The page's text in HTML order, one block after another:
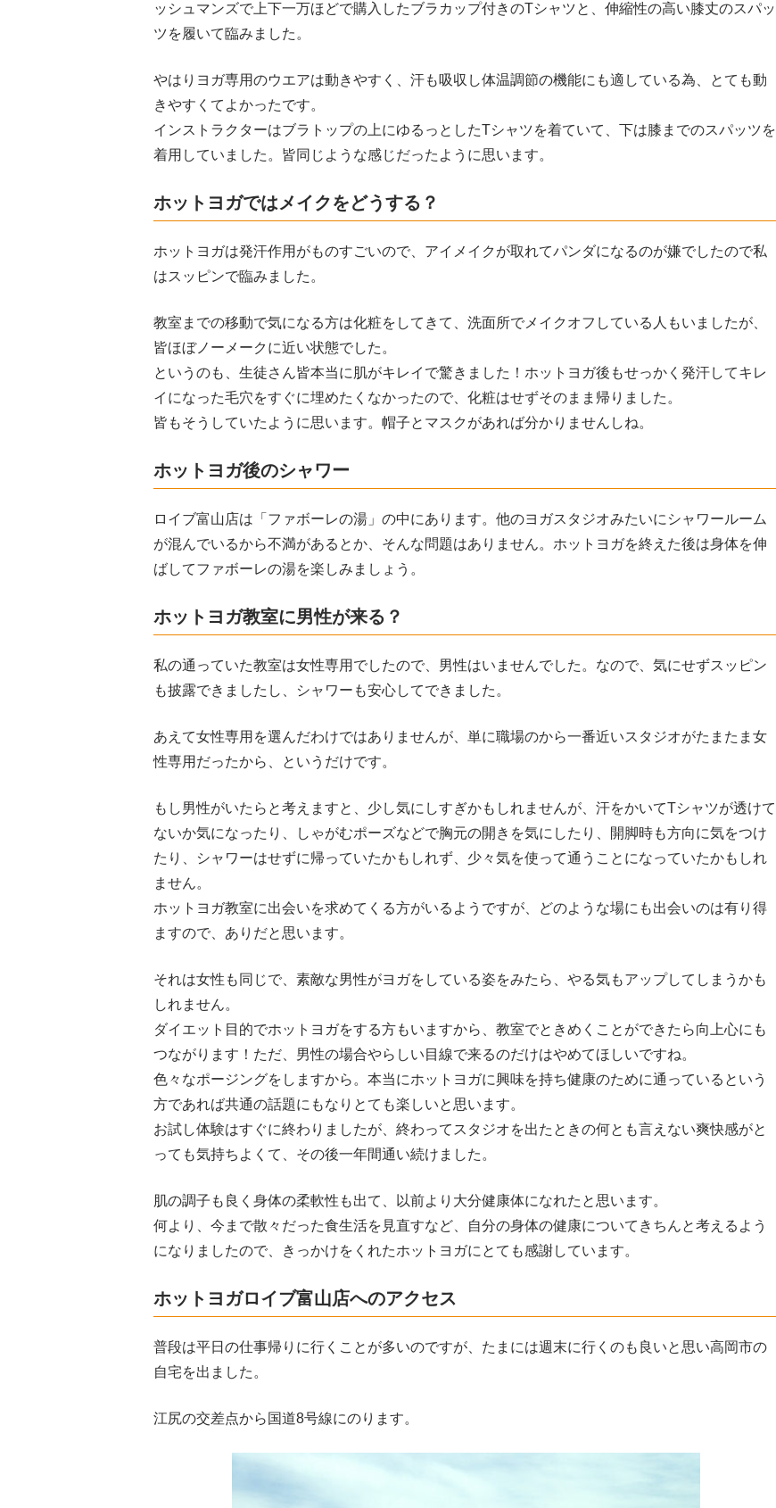
ッシュマンズで上下一万ほどで購入したブラカップ付きのTシャツと、伸縮性の高い膝丈のスパッ
ツを履いて臨みました。
やはりヨガ専用のウエアは動きやすく、汗も吸収し体温調節の機能にも適している為、とても動
きやすくてよかったです。
インストラクターはブラトップの上にゆるっとしたTシャツを着ていて、下は膝までのスパッツを
着用していました。皆同じような感じだったように思います。
ホットヨガではメイクをどうする？
ホットヨガは発汗作用がものすごいので、アイメイクが取れてパンダになるのが嫌でしたので私
はスッピンで臨みました。
教室までの移動で気になる方は化粧をしてきて、洗面所でメイクオフしている人もいましたが、
皆ほぼノーメークに近い状態でした。
というのも、生徒さん皆本当に肌がキレイで驚きました！ホットヨガ後もせっかく発汗してキレ
イになった毛穴をすぐに埋めたくなかったので、化粧はせずそのまま帰りました。
皆もそうしていたように思います。帽子とマスクがあれば分かりませんしね。
ホットヨガ後のシャワー
ロイブ富山店は「ファボーレの湯」の中にあります。他のヨガスタジオみたいにシャワールーム
が混んでいるから不満があるとか、そんな問題はありません。ホットヨガを終えた後は身体を伸
ばしてファボーレの湯を楽しみましょう。
ホットヨガ教室に男性が来る？
私の通っていた教室は女性専用でしたので、男性はいませんでした。なので、気にせずスッピン
も披露できましたし、シャワーも安心してできました。
あえて女性専用を選んだわけではありませんが、単に職場のから一番近いスタジオがたまたま女
性専用だったから、というだけです。
もし男性がいたらと考えますと、少し気にしすぎかもしれませんが、汗をかいてTシャツが透けて
ないか気になったり、しゃがむポーズなどで胸元の開きを気にしたり、開脚時も方向に気をつけ
たり、シャワーはせずに帰っていたかもしれず、少々気を使って通うことになっていたかもしれ
ません。
ホットヨガ教室に出会いを求めてくる方がいるようですが、どのような場にも出会いのは有り得
ますので、ありだと思います。
それは女性も同じで、素敵な男性がヨガをしている姿をみたら、やる気もアップしてしまうかも
しれません。
ダイエット目的でホットヨガをする方もいますから、教室でときめくことができたら向上心にも
つながります！ただ、男性の場合やらしい目線で来るのだけはやめてほしいですね。
色々なポージングをしますから。本当にホットヨガに興味を持ち健康のために通っているという
方であれば共通の話題にもなりとても楽しいと思います。
お試し体験はすぐに終わりましたが、終わってスタジオを出たときの何とも言えない爽快感がと
っても気持ちよくて、その後一年間通い続けました。
肌の調子も良く身体の柔軟性も出て、以前より大分健康体になれたと思います。
何より、今まで散々だった食生活を見直すなど、自分の身体の健康についてきちんと考えるよう
になりましたので、きっかけをくれたホットヨガにとても感謝しています。
ホットヨガロイブ富山店へのアクセス
普段は平日の仕事帰りに行くことが多いのですが、たまには週末に行くのも良いと思い高岡市の
自宅を出ました。
江尻の交差点から国道8号線にのります。